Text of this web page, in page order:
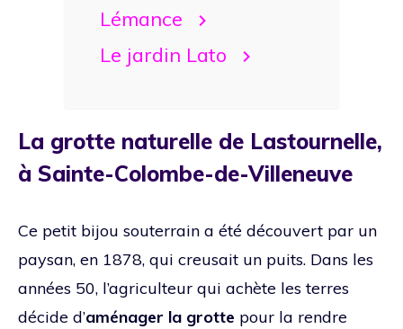
Lémance
Le jardin Lato
La grotte naturelle de Lastournelle,
à Sainte-Colombe-de-Villeneuve
Ce petit bijou souterrain a été découvert par un
paysan, en 1878, qui creusait un puits. Dans les
années 50, l’agriculteur qui achète les terres
décide d’aménager la grotte pour la rendre